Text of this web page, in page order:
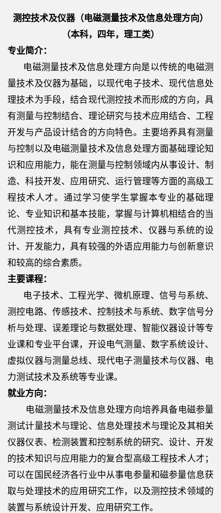
测控技术及仪器（电磁测量技术及信息处理方向）
（本科，四年，理工类）
专业简介：
电磁测量技术及信息处理方向是以传统的电磁测
量技术及仪器为基础，以现代电子技术、现代信息处
理技术为手段，结合现代测控技术而形成的方向，具
有测量与控制结合、理论研究与技术应用结合、工程
开发与产品设计结合的方向特色。主要培养具有测量
与控制以及电磁测量技术及信息处理方面基础理论知
识和应用能力，能在测量与控制领域内从事设计、制
造、科技开发、应用研究、运行管理等方面的高级工
程技术人才。通过学习使学生掌握本专业的基础理
论、专业知识和基本技能，掌握与计算机相结合的当
代测控技术，具有专业测控技术、仪器与系统的设
计、开发能力，具有较强的外语应用能力与创新意识
和较高的综合素质。
主要课程：
电子技术、工程光学、微机原理、信号与系统、
测控电路、传感技术、控制技术与系统、数字信号分
析与处理、误差理论与数据处理、智能仪器设计等专
业课和专业平台课，开设电气测量、数字系统设计、
虚拟仪器与测量总线、现代电子测量技术与仪器、电
力测试技术及系统等专业课。
就业方向：
电磁测量技术及信息处理方向培养具备电磁参量
测试计量技术与理论、信息处理技术与理论及其相关
仪器仪表、检测装置和控制系统的研究、设计、开发
的技术知识与应用能力的复合型高级工程技术人才；
可以在国民经济各行业中从事电参量和磁参量信息获
取与处理技术的应用研究工作，以及测控技术领域的
装置与系统设计开发、应用研究工作。